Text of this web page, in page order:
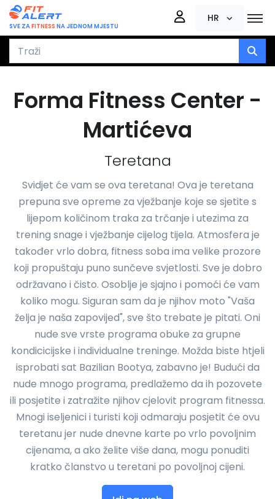
SVE ZAFITNESS NA JEDNOM MJESTU
HR
Forma Fitness Center -
Martićeva
Teretana
Svidjet će vam se ova teretana! Ova je teretana
prepuna sve opreme za vježbanje koje se sjetite s
lijepom količinom traka za trčanje i utezima za
trening snage i vježbanje cijelog tijela. Atmosfera je
također vrlo dobra, fitness soba ima velike prozore
koji propuštaju puno sunčeve svjetlosti. Sve je dobro
održavano i čisto. Osoblje je sjajno i pomoći će vam
koliko mogu. Siguran sam da je njihov moto "Vaša
želja je naša zapovijed", sve što trebate je pitati. Oni
nude sve vrste programa obuke za grupne
kondicicijske i individualne treninge. Možda biste htjeli
isprobati sat Bazilian Bootya, zabavno je! Budući da
nude mnogo programa, predlažemo da ih pozovete
ili posjetite i zatražite njihov cjelovit program fitnessa.
Mnogi iseljenici i turisti koji odmaraju posjetit će ovu
teretanu jer nude dnevne karte po vrlo povoljnim
cijenama, a ako želite više dana, mogu ponuditi
kratko članstvo u teretani po povoljnoj cijeni.